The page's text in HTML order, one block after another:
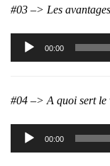
#03 –> Les
Lecteur
audio
00:00
#04 –> A quoi sert le
Lecteur
audio
00:00